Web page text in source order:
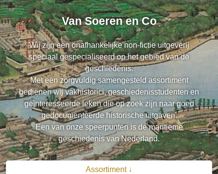
Van Soeren en Co
Wij zijn een onafhankelijke non-fictie uitgeverij
speciaal gespecialiseerd op het gebied van de
geschiedenis.
Met een zorgvuldig samengesteld assortiment
bedienen wij vakhistorici, geschiedenisstudenten en
geïnteresseerde leken die op zoek zijn naar goed
gedocumenteerde historische uitgaven.
Een van onze speerpunten is de maritieme
geschiedenis van Nederland.
Assortiment ↓